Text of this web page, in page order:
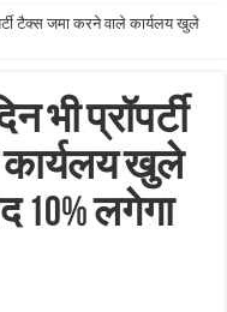
टैक्स जमा करने वाले कार्यलय खुले
भी प्रॉपर्टी
खुले
10% लगेगा